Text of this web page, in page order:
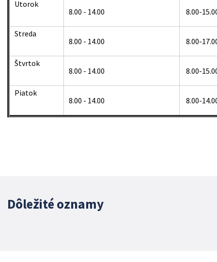
Utorok
8.00 - 14.00
8.00-
Streda
8.00 - 14.00
8.00-
Štvrtok
8.00 - 14.00
8.00-
Piatok
8.00 - 14.00
8.00-
Dôležité oznamy